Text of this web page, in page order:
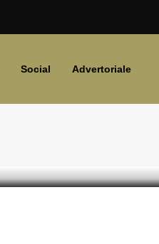
Social Advertoriale